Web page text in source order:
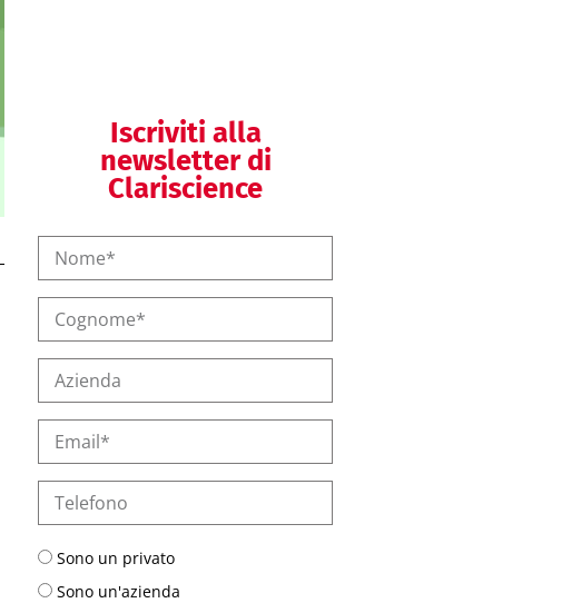
Iscriviti alla
newsletter di
Clariscience
Sono un privato
Sono un'azienda